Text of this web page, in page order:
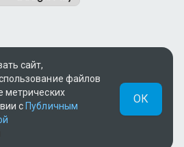
сайт,
файлов
метрических
с Публичным
ОК